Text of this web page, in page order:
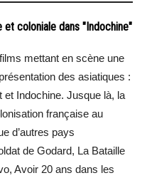
et coloniale dans "Indochine"
mettant en scène une
des asiatiques :
et Indochine. Jusque là, la
française au
d’autres pays
de Godard, La Bataille
Avoir 20 ans dans les